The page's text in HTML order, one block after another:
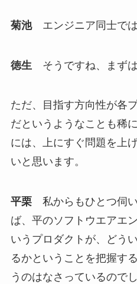
菊池エンジニア同士では
徳生 そうですね、まずは
ただ、目指す方向性が各
だというようなことも稀
には、上にすぐ問題を上
いと思います。
平栗私からもひとつ伺い
ば、平のソフトウエアエ
いうプロダクトが、どう
るかということを把握す
うのはなさっているので